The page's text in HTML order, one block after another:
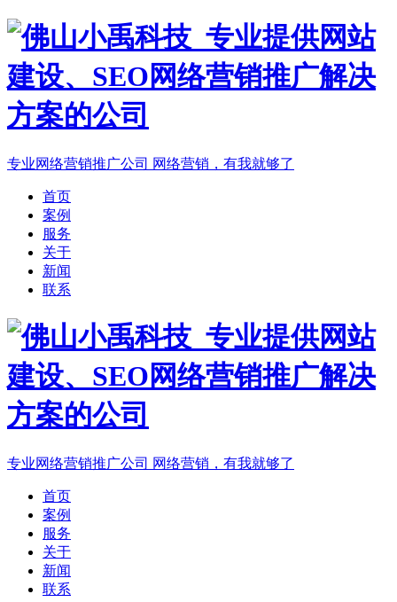
专业网络营销推广公司 网络营销，有我就够了
首页
案例
服务
关于
新闻
联系
专业网络营销推广公司 网络营销，有我就够了
首页
案例
服务
关于
新闻
联系